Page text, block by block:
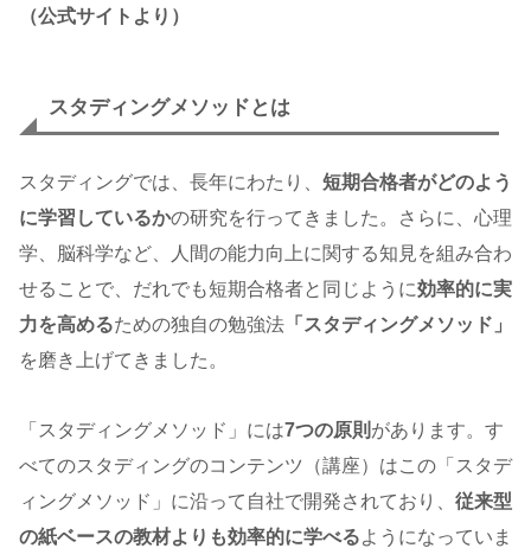
（公式サイトより）
スタディングメソッドとは
スタディングでは、長年にわたり、 短期合格者がどのよう
に学習しているかの研究を行ってきました。さらに、心理
学、脳科学など、人間の能力向上に関する知見を組み合わ
せることで、だれでも短期合格者と同じように効率的に実
力を高めるための独自の勉強法 「スタディングメソッド」
を磨き上げてきました。
「スタディングメソッド」には7つの原則 があります。す
べてのスタディングのコンテンツ（講座）はこの「スタデ
ィングメソッド」に沿って自社で開発されており、 従来型
の紙ベースの教材よりも効率的に学べるようになっていま